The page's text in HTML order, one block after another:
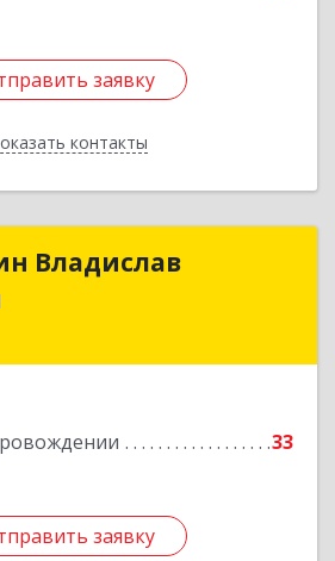
заявку
контакты
заявку
Назад
Владислав
33
заявку
Владислав
Подробнее
заявку